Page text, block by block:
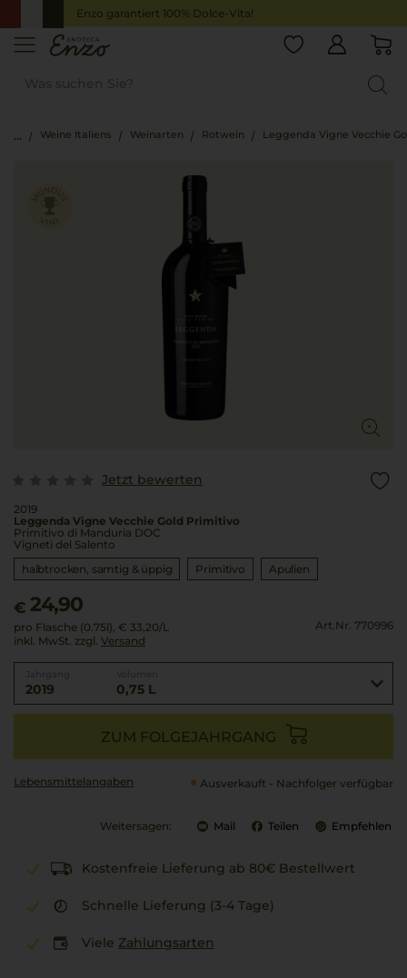
Enzo garantiert 100% Dolce-Vita!
Weine Italiens Weinarten Rotwein Leggenda Vigne Vecchie
Jetzt bewerten
2019
Leggenda Vigne Vecchie Gold Primitivo
Primitivo di Manduria DOC
Vigneti del Salento
halbtrocken, samtig & üppig
Primitivo Apulien
€ 24,90
pro Flasche (0.75l), € 33,20/L
inkl. MwSt. zzgl. Versand
Art.Nr. 770996
2019 0,75 L
ZUM FOLGEJAHRGANG
Lebensmittel­angaben Ausverkauft - Nachfolger verfügbar
Weitersagen: Mail Teilen Empfehlen
Kostenfreie Lieferung ab 80€ Bestellwert
Schnelle Lieferung (3-4 Tage)
Viele Zahlungsarten